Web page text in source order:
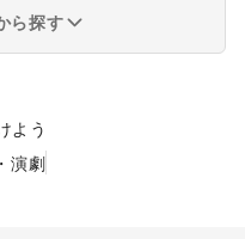
ら探す
よう
食品販売
展示会・個展
演劇